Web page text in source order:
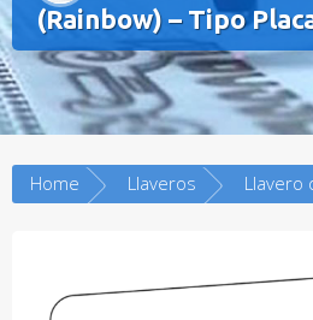
(Rainbow) – Tipo
Home Llaveros